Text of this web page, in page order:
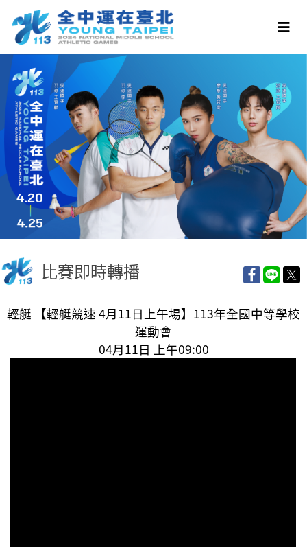
比賽即時轉播
輕艇 【輕艇競速 4月11日上午場】113年全國中等學校
運動會
04月11日 上午09:00